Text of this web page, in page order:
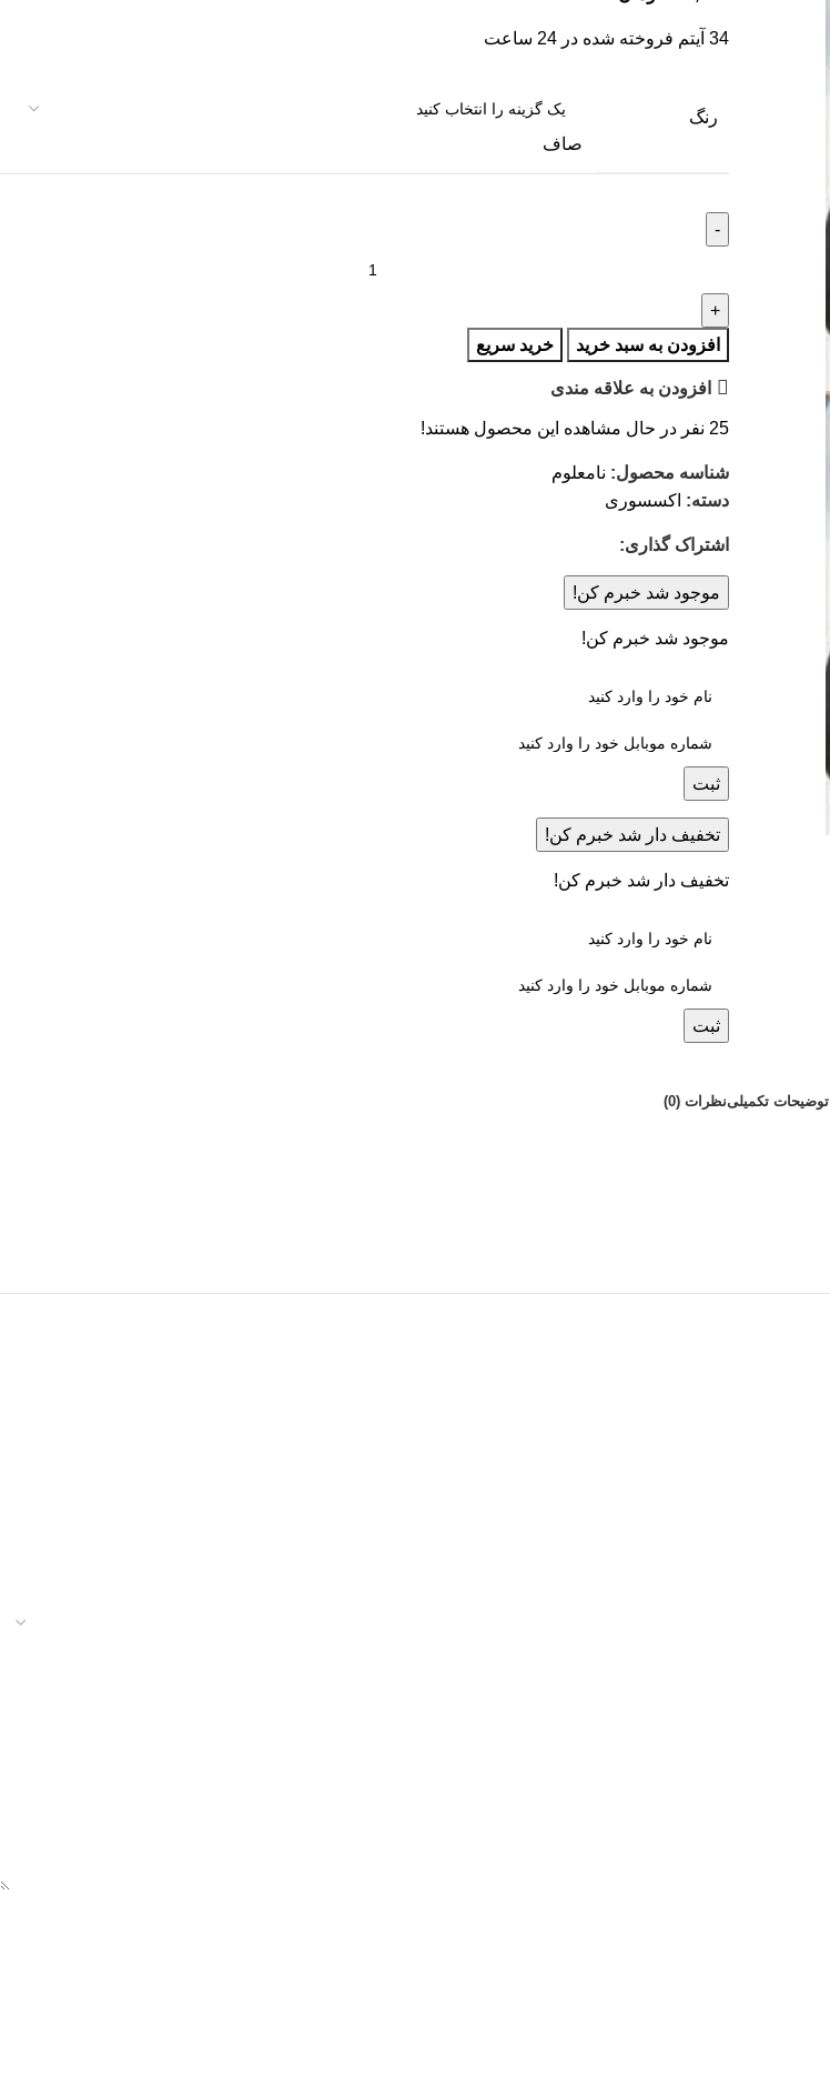
34 آیتم فروخته شده در 24 ساعت
رنگ
صاف
افزودن به سبد خرید خرید سریع
افزودن به علاقه مندی
25 نفر در حال مشاهده این محصول هستند!
شناسه محصول: نامعلوم
دسته: اکسسوری
اشتراک گذاری:
موجود شد خبرم کن!
موجود شد خبرم کن!
ثبت
تخفیف دار شد خبرم کن!
تخفیف دار شد خبرم کن!
ثبت
توضیحات تکمیلینظرات (0)